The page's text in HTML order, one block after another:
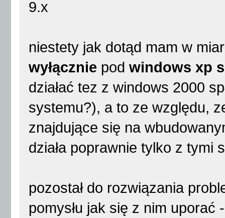
9.x
niestety jak dotąd mam w
wyłącznie pod windows xp
działać tez z windows 2000
systemu?), a to ze względu,
znajdujące się na
działa poprawnie tylko z tymi
pozostał do rozwiązania
pomysłu jak się z nim